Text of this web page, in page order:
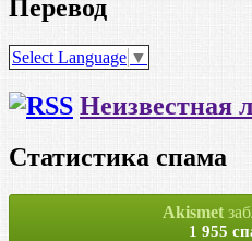
Перевод
Select Language ▼
Неизвестная
Статистика спама
Akismet
1 955